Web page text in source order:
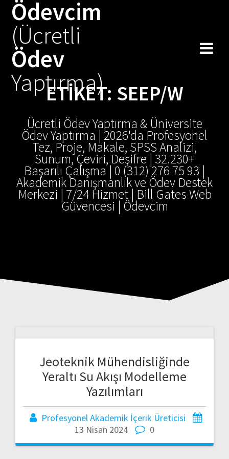
Ödevcim
(Ücretli
Ödev
Yaptırma)
ETIKET: SEEP/W
Ücretli Ödev Yaptırma & Üniversite
Ödev Yaptırma | 2026'da Profesyonel
Tez, Proje, Makale, SPSS Analizi,
Sunum, Çeviri, Deşifre | 32.230+
Başarılı Çalışma | 0 (312) 276 75 93 |
Akademik Danışmanlık ve Ödev Destek
Merkezi | 7/24 Hizmet | Bill Gates Web
Güvencesi | Ödevcim
Jeoteknik Mühendisliğinde
Yeraltı Su Akışı Modelleme
Yazılımları
Profesyonel Akademik İçerik Üreticisi
13 Nisan 2024
0